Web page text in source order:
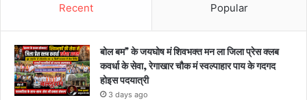
Recent Popular
बोल बम” के जयघोष मं शिवभक्त मन ला जिला प्रेस क्लब
कवर्धा के सेवा, रेगाखार चौक मं स्वल्पाहार पाय के गदगद
होइस पदयात्री
3 days ago